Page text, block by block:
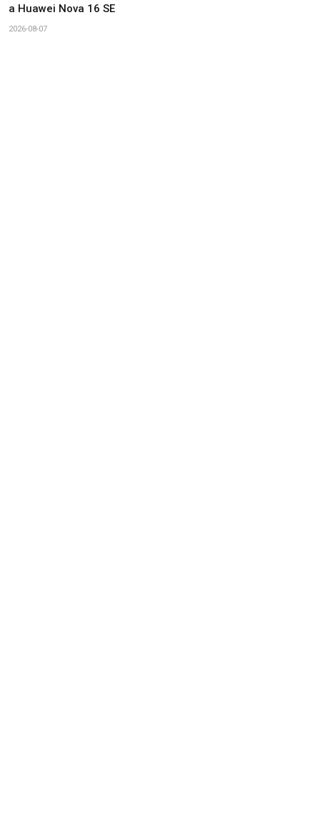
a Huawei Nova 16 SE
2026-08-07